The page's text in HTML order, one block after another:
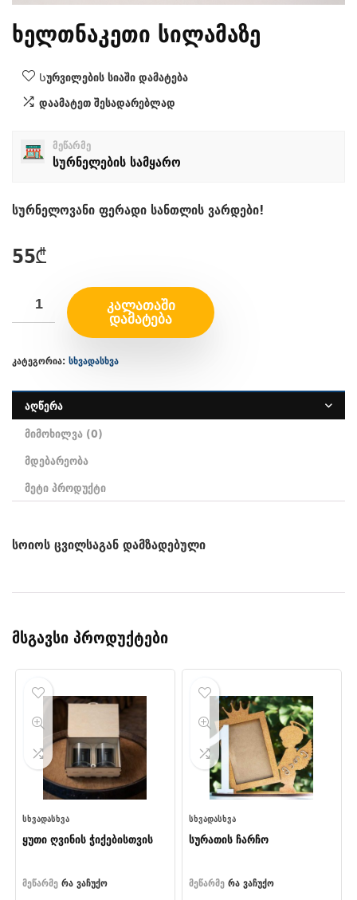
ხელთნაკეთი სილამაზე
Სურვილების სიაში დამატება
დაამატეთ შესადარებლად
მეწარმე
სურნელების სამყარო
სურნელოვანი ფერადი სანთლის ვარდები!
55₾
ᲙᲐᲚᲐᲗᲐᲨᲘ
ᲓᲐᲛᲐᲢᲔᲑᲐ
კატეგორია: სხვადასხვა
აღწერა
მიმოხილვა (0)
მდებარეობა
მეტი პროდუქტი
სოიოს ცვილსაგან დამზადებული
მსგავსი პროდუქტები
ᲡᲮᲕᲐᲓᲐᲡᲮᲕᲐ
ყუთი ღვინის ჭიქებისთვის
მეწარმე რა ვაჩუქო
ᲡᲮᲕᲐᲓᲐᲡᲮᲕᲐ
სურათის ჩარჩო
მეწარმე რა ვაჩუქო